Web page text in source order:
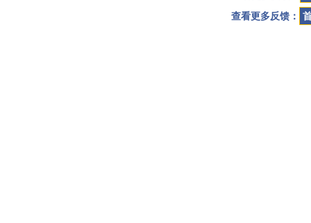
查看更多反馈：